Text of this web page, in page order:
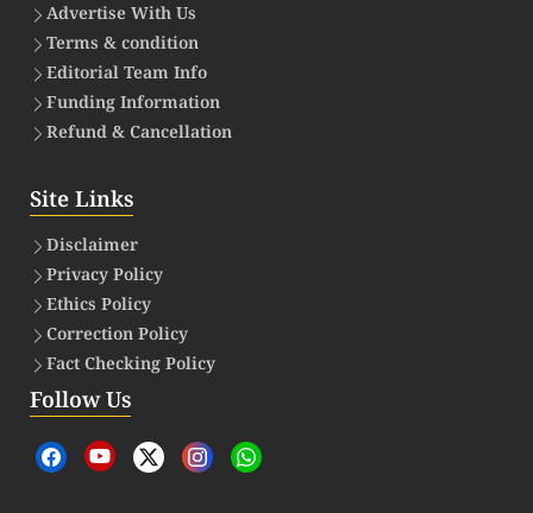
Advertise With Us
Terms & condition
Editorial Team Info
Funding Information
Refund & Cancellation
Site Links
Disclaimer
Privacy Policy
Ethics Policy
Correction Policy
Fact Checking Policy
Follow Us